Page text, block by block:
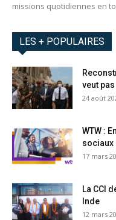
missions quotidiennes en
LES + POPULAIRES
veut
24 août
WTW :
sociaux
17 mars
La CCI
Inde
12 mars